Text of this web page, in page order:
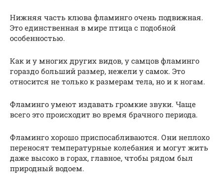
Нижняя часть клюва фламинго очень подвижная.
Это единственная в мире птица с подобной
особенностью.
Как и у многих других видов, у самцов фламинго
гораздо больший размер, нежели у самок. Это
относится не только к размерам тела, но и к ногам.
Фламинго умеют издавать громкие звуки. Чаще
всего это происходит во время брачного периода.
Фламинго хорошо приспосабливаются. Они неплохо
переносят температурные колебания и могут жить
даже высоко в горах, главное, чтобы рядом был
природный водоем.